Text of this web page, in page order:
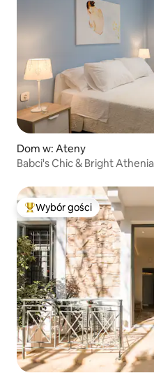
Dom w: Ateny
Babci's Chic & Bright
Najpopularniejsze z
Wybór gości